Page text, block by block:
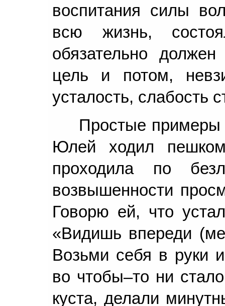
воспитания силы
всю жизнь,
обязательно
цель и потом,
усталость, слабость
Простые примеры
Юлей ходил
проходила по
возвышенности
Говорю ей, что
«Видишь впереди
Возьми себя в руки
во чтобы–то ни
куста, делали